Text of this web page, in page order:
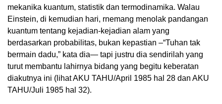
mekanika kuantum, statistik dan termodinamika. Walau
Einstein, di kemudian hari, rnemang menolak pandangan
kuantum tentang kejadian-kejadian alam yang
berdasarkan probabilitas, bukan kepastian –“Tuhan tak
bermain dadu,” kata dia— tapi justru dia sendirilah yang
turut membantu lahirnya bidang yang begitu keberatan
diakutnya ini (lihat AKU TAHU/April 1985 hal 28 dan AKU
TAHU/Juli 1985 hal 32).